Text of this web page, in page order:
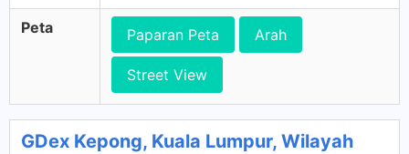
Peta Paparan Peta Arah
Street View
GDex Kepong, Kuala Lumpur, Wilayah